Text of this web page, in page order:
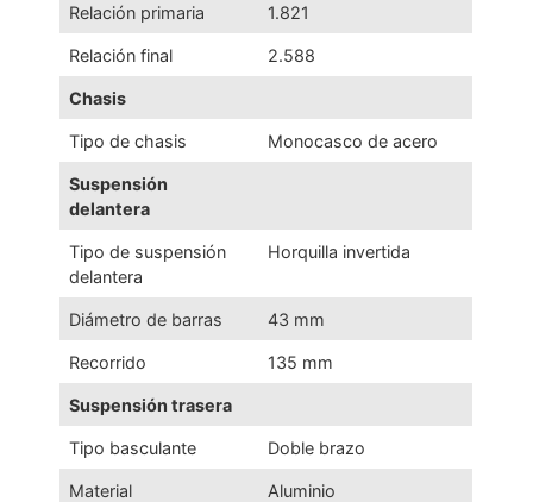
Relación primaria 1.821
Relación final 2.588
Chasis
Tipo de chasis Monocasco de acero
Suspensión
delantera
Tipo de suspensión
delantera
Horquilla invertida
Diámetro de barras 43 mm
Recorrido 135 mm
Suspensión trasera
Tipo basculante Doble brazo
Material Aluminio